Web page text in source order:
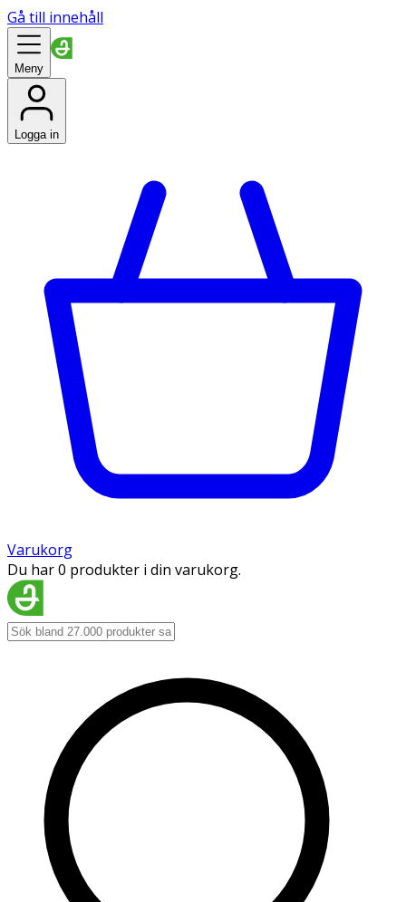
Gå till innehåll
Meny
Logga in
Varukorg
Du har 0 produkter i din varukorg.